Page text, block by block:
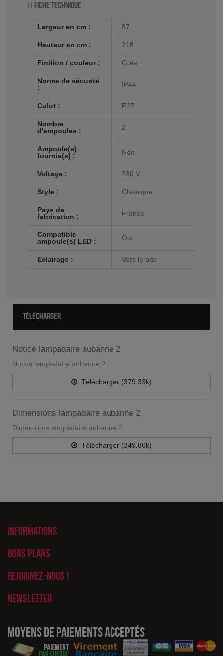
Fiche technique
Largeur en cm : 87
Hauteur en cm : 218
Finition / couleur : Grès
Norme de sécurité
:
IP44
Culot : E27
Nombre
d'ampoules :
2
Ampoule(s)
fournie(s) :
Non
Voltage : 230 V
Style : Classique
Pays de
fabrication :
France
Compatible
ampoule(s) LED :
Oui
Eclairage : Vers le bas
TÉLÉCHARGER
Notice lampadaire aubanne 2
Notice lampadaire aubanne 2
Télécharger (379.33k)
Dimensions lampadaire aubanne 2
Dimensions lampadaire aubanne 2
Télécharger (349.86k)
Informations
Bons plans
Rejoignez-nous !
Newsletter
Moyens de paiements acceptés